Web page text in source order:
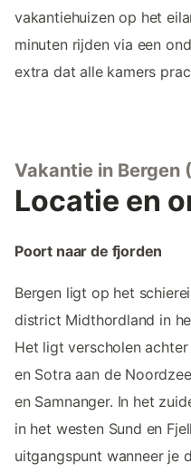
vakantiehuizen op het
minuten rijden via een
extra dat alle kamers
Vakantie in Bergen
Locatie en
Poort naar de fjorden
Bergen ligt op het
district Midthordland in
Het ligt verscholen
en Sotra aan de
en Samnanger. In het
in het westen Sund en
uitgangspunt wanneer je